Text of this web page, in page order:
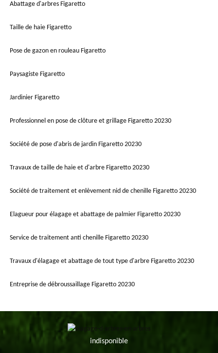
Abattage d'arbres Figaretto
Taille de haie Figaretto
Pose de gazon en rouleau Figaretto
Paysagiste Figaretto
Jardinier Figaretto
Professionnel en pose de clôture et grillage Figaretto 20230
Société de pose d'abris de jardin Figaretto 20230
Travaux de taille de haie et d'arbre Figaretto 20230
Société de traitement et enlèvement nid de chenille Figaretto 20230
Elagueur pour élagage et abattage de palmier Figaretto 20230
Service de traitement anti chenille Figaretto 20230
Travaux d'élagage et abattage de tout type d'arbre Figaretto 20230
Entreprise de débroussaillage Figaretto 20230
indisponible